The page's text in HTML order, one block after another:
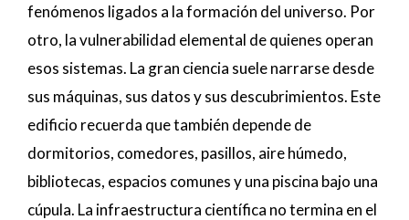
fenómenos ligados a la formación del universo. Por
otro, la vulnerabilidad elemental de quienes operan
esos sistemas. La gran ciencia suele narrarse desde
sus máquinas, sus datos y sus descubrimientos. Este
edificio recuerda que también depende de
dormitorios, comedores, pasillos, aire húmedo,
bibliotecas, espacios comunes y una piscina bajo una
cúpula. La infraestructura científica no termina en el